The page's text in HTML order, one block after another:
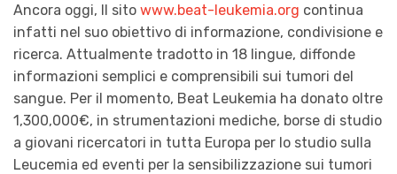
Ancora oggi, Il sito www.beat-leukemia.org continua
infatti nel suo obiettivo di informazione, condivisione e
ricerca. Attualmente tradotto in 18 lingue, diffonde
informazioni semplici e comprensibili sui tumori del
sangue. Per il momento, Beat Leukemia ha donato oltre
1,300,000€, in strumentazioni mediche, borse di studio
a giovani ricercatori in tutta Europa per lo studio sulla
Leucemia ed eventi per la sensibilizzazione sui tumori